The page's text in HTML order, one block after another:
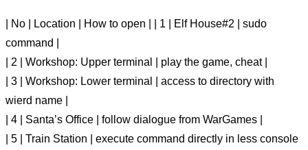
| No | Location | How to open | | 1 | Elf House#2 | sudo
command |
| 2 | Workshop: Upper terminal | play the game, cheat |
| 3 | Workshop: Lower terminal | access to directory with
wierd name |
| 4 | Santa’s Office | follow dialogue from WarGames |
| 5 | Train Station | execute command directly in less console